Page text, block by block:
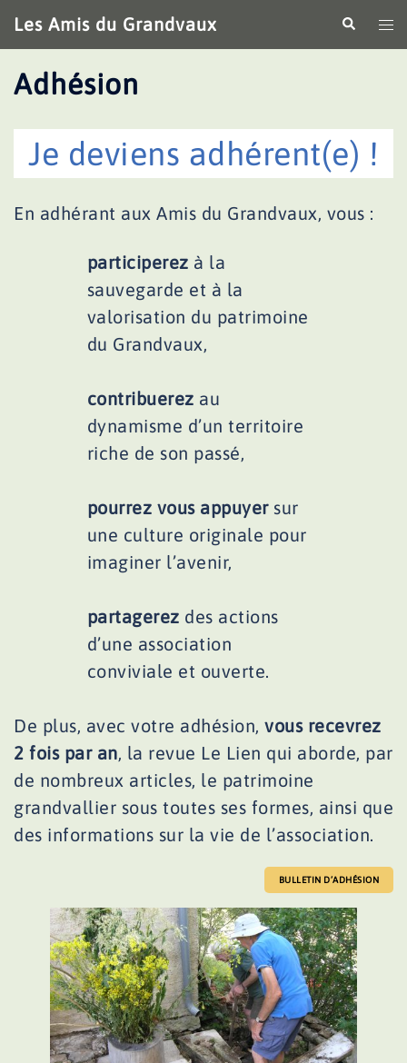
au
contenu
Les Amis du Grandvaux
le
Adhésion
Je deviens adhérent(e) !
En adhérant aux Amis du Grandvaux, vous :
participerez à la
sauvegarde et à la
valorisation du patrimoine
du Grandvaux,
contribuerez au
dynamisme d’un territoire
riche de son passé,
pourrez vous appuyersur
une culture originale pour
imaginer l’avenir,
partagerez des actions
d’une association
conviviale et ouverte.
De plus, avec votre adhésion, vous recevrez
2 fois par an, la revue Le Lien qui aborde, par
de nombreux articles, le patrimoine
grandvallier sous toutes ses formes, ainsi que
des informations sur la vie de l’association.
BULLETIN D’ADHÉSION